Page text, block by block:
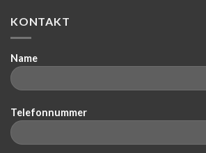
KONTAKT
Name
Telefonnummer